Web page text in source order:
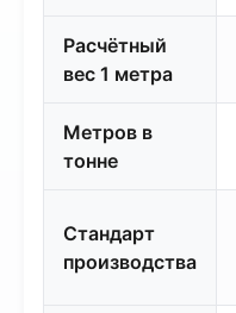
Расчётный
вес 1 метра
Метров в
тонне
Стандарт
производства